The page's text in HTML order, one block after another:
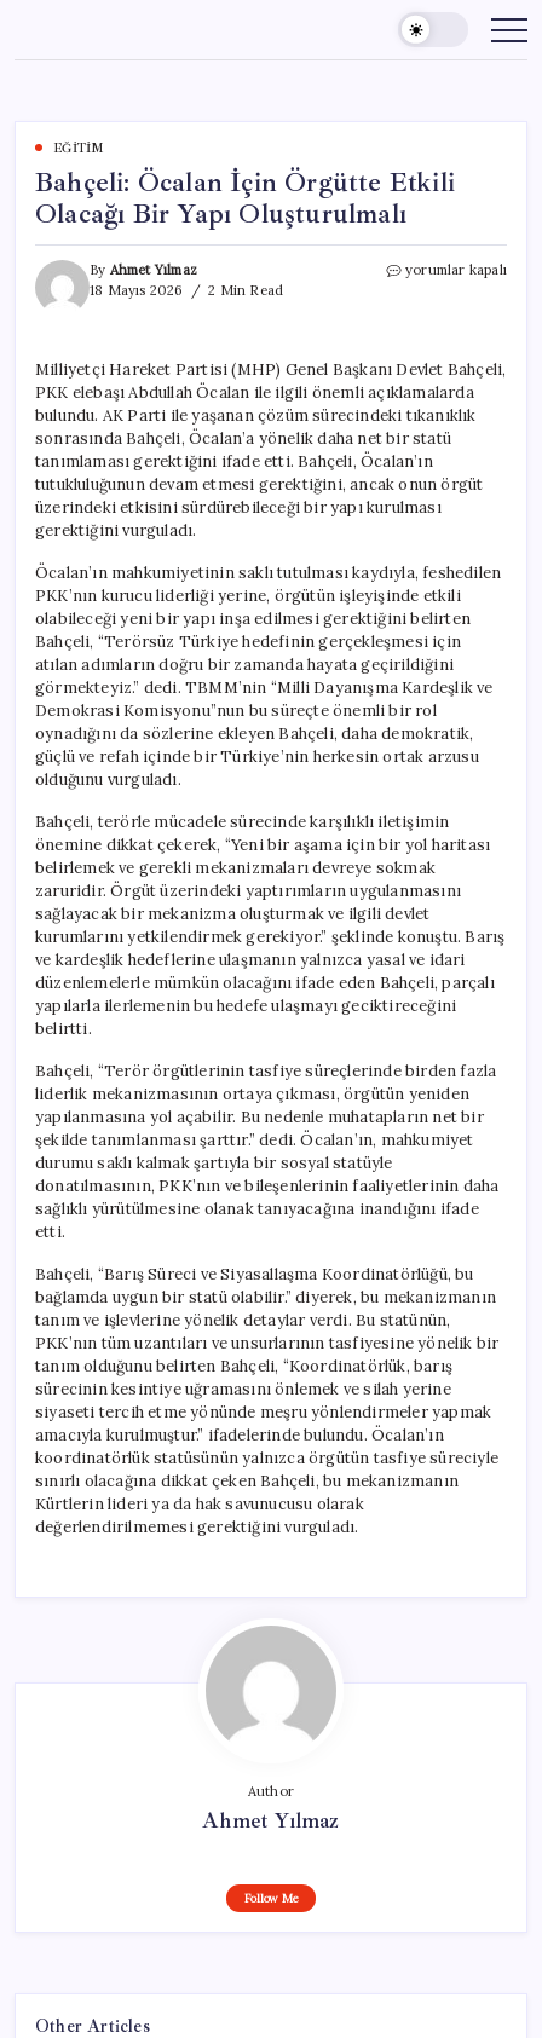
content
EĞITIM
Bahçeli: Öcalan İçin Örgütte Etkili
Olacağı Bir Yapı Oluşturulmalı
By Ahmet Yılmaz
18 Mayıs 2026
2 Min Read
Bahçeli:
Olacağı
Bir
Yapı
Oluşturulmalı
için
yorumlar kapalı
Milliyetçi Hareket Partisi (MHP) Genel Başkanı Devlet Bahçeli,
PKK elebaşı Abdullah Öcalan ile ilgili önemli açıklamalarda
bulundu. AK Parti ile yaşanan çözüm sürecindeki tıkanıklık
sonrasında Bahçeli, Öcalan’a yönelik daha net bir statü
tanımlaması gerektiğini ifade etti. Bahçeli, Öcalan’ın
tutukluluğunun devam etmesi gerektiğini, ancak onun örgüt
üzerindeki etkisini sürdürebileceği bir yapı kurulması
gerektiğini vurguladı.
Öcalan’ın mahkumiyetinin saklı tutulması kaydıyla, feshedilen
PKK’nın kurucu liderliği yerine, örgütün işleyişinde etkili
olabileceği yeni bir yapı inşa edilmesi gerektiğini belirten
Bahçeli, “Terörsüz Türkiye hedefinin gerçekleşmesi için
atılan adımların doğru bir zamanda hayata geçirildiğini
görmekteyiz.” dedi. TBMM’nin “Milli Dayanışma Kardeşlik ve
Demokrasi Komisyonu”nun bu süreçte önemli bir rol
oynadığını da sözlerine ekleyen Bahçeli, daha demokratik,
güçlü ve refah içinde bir Türkiye’nin herkesin ortak arzusu
olduğunu vurguladı.
Bahçeli, terörle mücadele sürecinde karşılıklı iletişimin
önemine dikkat çekerek, “Yeni bir aşama için bir yol haritası
belirlemek ve gerekli mekanizmaları devreye sokmak
zaruridir. Örgüt üzerindeki yaptırımların uygulanmasını
sağlayacak bir mekanizma oluşturmak ve ilgili devlet
kurumlarını yetkilendirmek gerekiyor.” şeklinde konuştu. Barış
ve kardeşlik hedeflerine ulaşmanın yalnızca yasal ve idari
düzenlemelerle mümkün olacağını ifade eden Bahçeli, parçalı
yapılarla ilerlemenin bu hedefe ulaşmayı geciktireceğini
belirtti.
Bahçeli, “Terör örgütlerinin tasfiye süreçlerinde birden fazla
liderlik mekanizmasının ortaya çıkması, örgütün yeniden
yapılanmasına yol açabilir. Bu nedenle muhatapların net bir
şekilde tanımlanması şarttır.” dedi. Öcalan’ın, mahkumiyet
durumu saklı kalmak şartıyla bir sosyal statüyle
donatılmasının, PKK’nın ve bileşenlerinin faaliyetlerinin daha
sağlıklı yürütülmesine olanak tanıyacağına inandığını ifade
etti.
Bahçeli, “Barış Süreci ve Siyasallaşma Koordinatörlüğü, bu
bağlamda uygun bir statü olabilir.” diyerek, bu mekanizmanın
tanım ve işlevlerine yönelik detaylar verdi. Bu statünün,
PKK’nın tüm uzantıları ve unsurlarının tasfiyesine yönelik bir
tanım olduğunu belirten Bahçeli, “Koordinatörlük, barış
sürecinin kesintiye uğramasını önlemek ve silah yerine
siyaseti tercih etme yönünde meşru yönlendirmeler yapmak
amacıyla kurulmuştur.” ifadelerinde bulundu. Öcalan’ın
koordinatörlük statüsünün yalnızca örgütün tasfiye süreciyle
sınırlı olacağına dikkat çeken Bahçeli, bu mekanizmanın
Kürtlerin lideri ya da hak savunucusu olarak
değerlendirilmemesi gerektiğini vurguladı.
Author
Ahmet Yılmaz
Follow Me
Other Articles